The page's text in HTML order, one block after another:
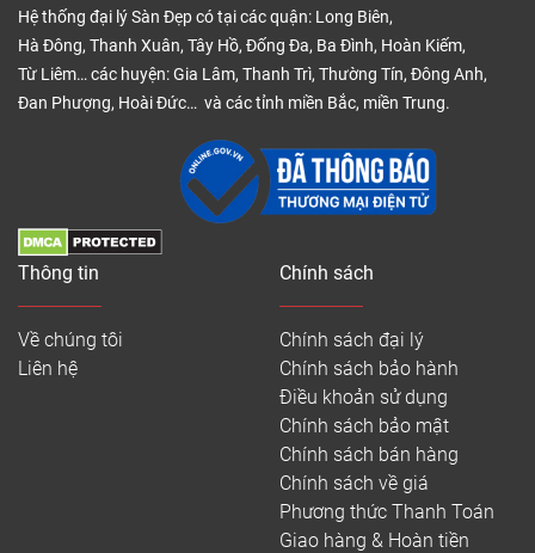
Tham khảo thêm:Sàn gỗ Alsafloor
Bảng báo giá sàn gỗ QuickStep cao cấp 2026
Công ty CP Sàn Đẹp xin gửi tới Quý khách hàng
bảng báo giá Niêm Yết sàn gỗ công nghiệp Bỉ
QuickStep cao cấp. Để nhận báo giá khuyến mại
theo đơn hàng số lượng lớn, Quý khách vui lòng liên
hệ số điện thoại
(mm)
(đ/m2)
1200 x 190 x
8
630.000
1380 x 156 x
8
795.000
Hệ thống đại lý Sàn Đẹp có tại các quận: Long Biên,
Hà Đông, Thanh Xuân, Tây Hồ, Đống Đa, Ba Đình, Hoàn Kiếm,
Từ Liêm… các huyện: Gia Lâm, Thanh Trì, Thường Tín, Đông Anh,
Đan Phượng, Hoài Đức… và các tỉnh miền Bắc, miền Trung.
Thông tin
Về chúng tôi
Liên hệ
Chính sách
Chính sách đại lý
Chính sách bảo hành
Điều khoản sử dụng
Chính sách bảo mật
Chính sách bán hàng
Chính sách về giá
Phương thức Thanh Toán
Giao hàng & Hoàn tiền